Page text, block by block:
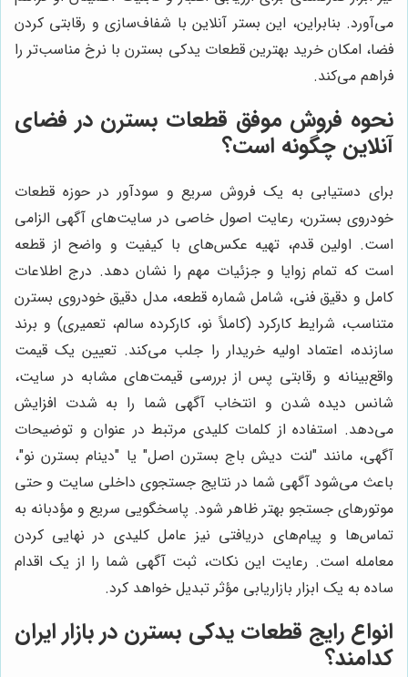
می‌آورد. بنابراین، این بستر آنلاین با شفاف‌سازی و رقابتی کردن
فضا، امکان خرید بهترین قطعات یدکی بسترن با نرخ مناسب‌تر را
فراهم می‌کند.
نحوه فروش موفق قطعات بسترن در فضای
آنلاین چگونه است؟
برای دستیابی به یک فروش سریع و سودآور در حوزه قطعات
خودروی بسترن، رعایت اصول خاصی در سایت‌های آگهی الزامی
است. اولین قدم، تهیه عکس‌های با کیفیت و واضح از قطعه
است که تمام زوایا و جزئیات مهم را نشان دهد. درج اطلاعات
کامل و دقیق فنی، شامل شماره قطعه، مدل دقیق خودروی بسترن
متناسب، شرایط کارکرد (کاملاً نو، کارکرده سالم، تعمیری) و برند
سازنده، اعتماد اولیه خریدار را جلب می‌کند. تعیین یک قیمت
واقع‌بینانه و رقابتی پس از بررسی قیمت‌های مشابه در سایت،
شانس دیده شدن و انتخاب آگهی شما را به شدت افزایش
می‌دهد. استفاده از کلمات کلیدی مرتبط در عنوان و توضیحات
آگهی، مانند "لنت دیش باج بسترن اصل" یا "دینام بسترن نو"،
باعث می‌شود آگهی شما در نتایج جستجوی داخلی سایت و حتی
موتورهای جستجو بهتر ظاهر شود. پاسخگویی سریع و مؤدبانه به
تماس‌ها و پیام‌های دریافتی نیز عامل کلیدی در نهایی کردن
معامله است. رعایت این نکات، ثبت آگهی شما را از یک اقدام
ساده به یک ابزار بازاریابی مؤثر تبدیل خواهد کرد.
انواع رایج قطعات یدکی بسترن در بازار ایران
کدامند؟